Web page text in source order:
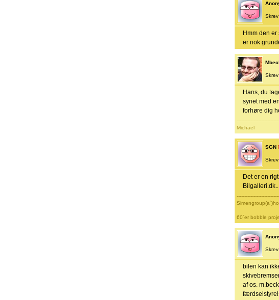
Hmm den
er nok
Hans, du
synet med
forhøre dig
Michael
SGN
Det er en
60`er bobble
bilen kan
af os.